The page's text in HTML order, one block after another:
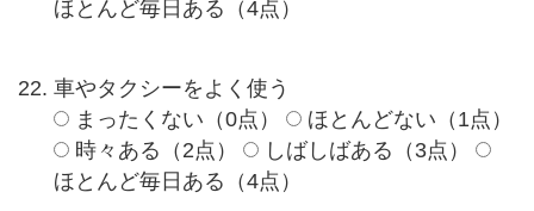
ほとんど毎日ある（4点）
車やタクシーをよく使う
まったくない（0点）
ほとんどない（1点）
時々ある（2点）
しばしばある（3点）
ほとんど毎日ある（4点）